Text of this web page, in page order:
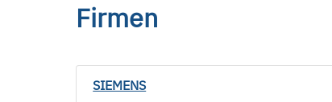
Firmen
SIEMENS